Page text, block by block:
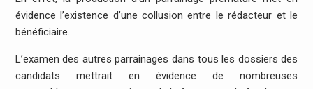
évidence l’existence d’une collusion entre le rédacteur et le
bénéficiaire.
L’examen des autres parrainages dans tous les dossiers des
candidats mettrait en évidence de nombreuses